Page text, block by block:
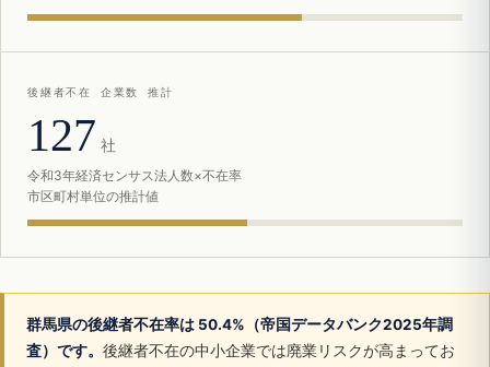
後継者不在 企業数 推計
127 社
令和3年経済センサス法人数×不在率
市区町村単位の推計値
群馬県の後継者不在率は 50.4%（帝国データバンク2025年調
査）です。 後継者不在の中小企業では廃業リスクが高まってお